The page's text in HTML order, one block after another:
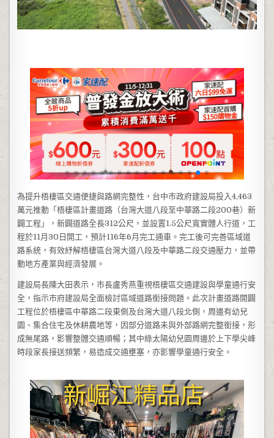
為提升梧棲區交通便捷與路網完整性，台中市政府建設局投入4,463
萬元推動「梧棲區計畫道路（台灣大道八段至中華路二段200巷）新
闢工程」，新闢道路全長312公尺，並設置1.5公尺寬實體人行道，工
程於11月30日開工，預計116年6月完工通車。完工後可完善區域道
路系統，有效紓解梧棲區台灣大道八段及中華路二段交通壓力，並帶
動地方產業與經濟發展。
建設局長陳大田表示，市長盧秀燕重視梧棲區交通建設與學童通行安
全，指示市府建設局全面檢討區域道路銜接問題。此次計畫道路開闢
工程位於梧棲區中華路二段東側及台灣大道八段北側，周邊有幼兒
園、集合住宅及休耕農地等，因部分道路未與外部路網完整銜接，形
成無尾路，影響整體交通順暢；其中綠太陽幼兒園周邊於上下學尖峰
時段家長接送頻繁，易造成交通壅塞，亦影響學童通行安全。